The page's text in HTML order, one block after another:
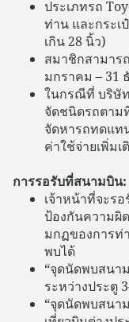
ประเภทรถ
ท่าน และกระเ
เกิน 28 นิ้ว)
สมาชิกสามาร
มกราคม – 31
ในกรณีที่ บริษัท
จัดชนิดรถตาม
จัดหารถทดแท
ค่าใช้จ่ายเพิ่มเ
การรอรับที่สนามบิน:
เจ้าหน้าที่จะร
ป้องกันความผิ
มกฏของการท่
พบได้
“จุดนัดพบสนา
ระหว่างประตู
“จุดนัดพบสนา